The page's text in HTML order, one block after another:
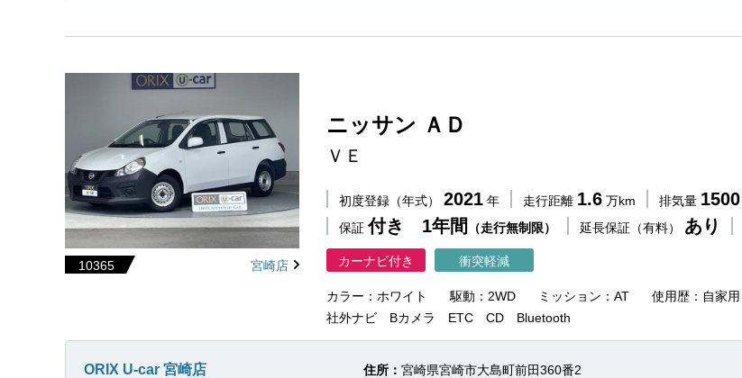
10365 宮崎店
ニッサン ＡＤ
ＶＥ
初度登録（年式） 2021 年 走行距離 1.6 万km 排気量 1500
保証付き 1年間 （走行無制限） 延長保証（有料） あり
カーナビ付き 衝突軽減
カラー：ホワイト 駆動：2WD ミッション：AT
使用歴：自家用
社外ナビ Bカメラ ETC CD Bluetooth
ORIX U-car 宮崎店 住所： 宮崎県宮崎市大島町前田360番2